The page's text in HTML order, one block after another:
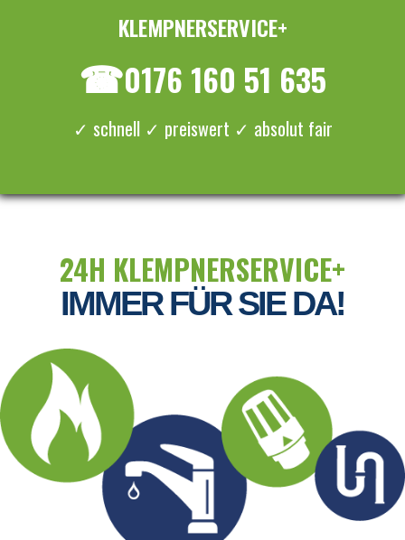
KLEMPNERSERVICE+
☎0176 160 51 635
✓ schnell ✓ preiswert ✓ absolut fair
24H KLEMPNERSERVICE+
IMMER FÜR SIE DA!